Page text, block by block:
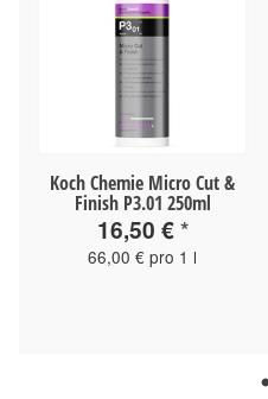
Koch Chemie Micro Cut &
Finish P3.01 250ml
16,50 €*
66,00 € pro 1 l